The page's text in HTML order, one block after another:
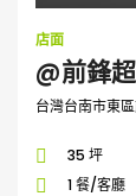
店面
@前鋒
台灣台南市東
35 坪
1 餐/客廳